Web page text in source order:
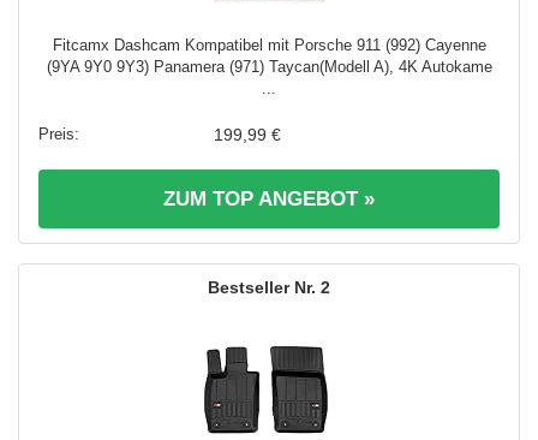
Fitcamx Dashcam Kompatibel mit Porsche 911 (992) Cayenne
(9YA 9Y0 9Y3) Panamera (971) Taycan(Modell A), 4K Autokame
...
199,99 €
ZUM TOP ANGEBOT »
2